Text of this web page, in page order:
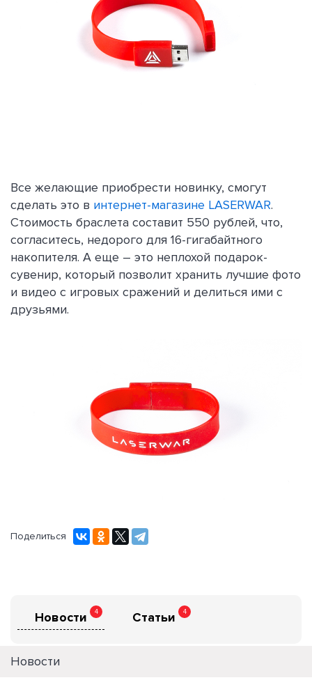
Все желающие приобрести новинку, смогут
сделать это в интернет-магазине LASERWAR.
Стоимость браслета составит 550 рублей, что,
согласитесь, недорого для 16-гигабайтного
накопителя. А еще – это неплохой подарок-
сувенир, который позволит хранить лучшие фото
и видео с игровых сражений и делиться ими с
друзьями.
Поделиться
Новости 4 Статьи 4
Новости